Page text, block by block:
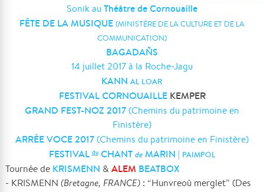
Sonik auThéâtre de Cornouaille
FÊTE DE LA MUSIQUE (MINISTÈRE DE LA CULTURE ET DE LA
COMMUNICATION)
BAGADAÑS
14 juillet 2017 à la Roche-Jagu
KANN AL LOAR
FESTIVAL CORNOUAILLEKEMPER
GRAND FEST-NOZ 2017(Chemins du patrimoine en
Finistère)
ARRÉE VOCE 2017(Chemins du patrimoine en Finistère)
FESTIVALduCHANT deMARIN | PAIMPOL
Tournée de KRISMENN &ALEM BEATBOX
- KRISMENN (Bretagne, FRANCE) : “Hunvreoù merglet” (Des